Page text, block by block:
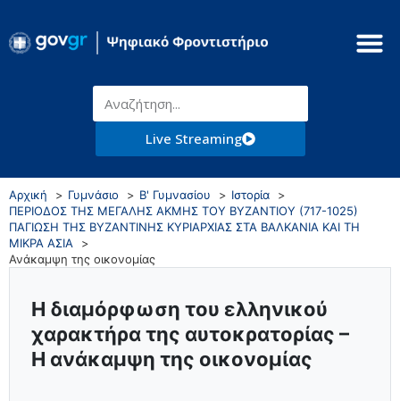
Live Streaming
Αρχική Γυμνάσιο Β' Γυμνασίου
Ιστορία
ΠΕΡΙΟΔΟΣ ΤΗΣ ΜΕΓΑΛΗΣ ΑΚΜΗΣ ΤΟΥ ΒΥΖΑΝΤΙΟΥ (717-1025)
ΠΑΓΙΩΣΗ ΤΗΣ ΒΥΖΑΝΤΙΝΗΣ ΚΥΡΙΑΡΧΙΑΣ ΣΤΑ ΒΑΛΚΑΝΙΑ ΚΑΙ ΤΗ
ΜΙΚΡΑ ΑΣΙΑ
Ανάκαμψη της οικονομίας
Η διαμόρφωση του ελληνικού
χαρακτήρα της αυτοκρατορίας –
Η ανάκαμψη της οικονομίας